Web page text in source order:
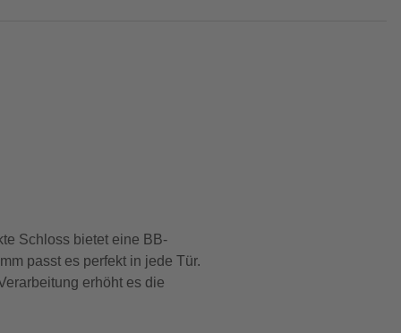
Schloss bietet eine BB-
passt es perfekt in jede Tür.
erhöht es die